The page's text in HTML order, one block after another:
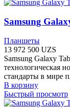
Samsung
Планшеты
13 972 500 UZS
Samsung Galaxy
технологическая
стандарты в мире
В корзину
Быстрый просмотр